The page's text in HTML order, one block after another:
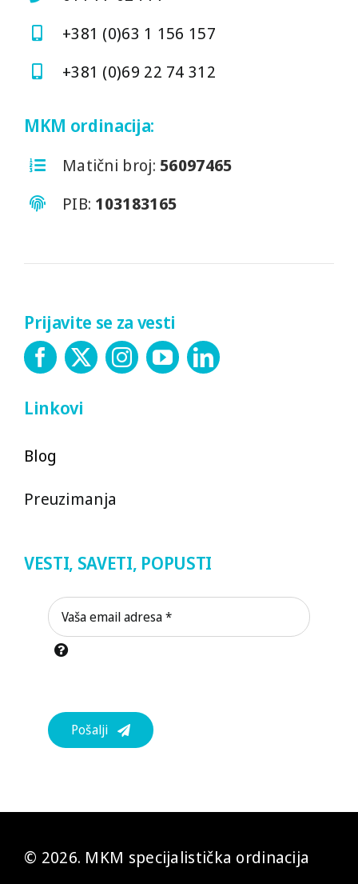
+381 (0)63 1 156 157
+381 (0)69 22 74 312
MKM ordinacija:
Matični broj: 56097465
PIB: 103183165
Prijavite se za vesti
Linkovi
Blog
Preuzimanja
VESTI, SAVETI, POPUSTI
Pošalji
© 2026. MKM specijalistička ordinacija